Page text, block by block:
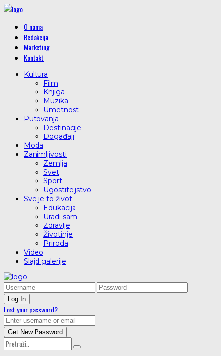
O nama
Redakcija
Marketing
Kontakt
Kultura
Film
Knjiga
Muzika
Umetnost
Putovanja
Destinacije
Događaji
Moda
Zanimljivosti
Zemlja
Svet
Sport
Ugostiteljstvo
Sve je to život
Edukacija
Uradi sam
Zdravlje
Životinje
Priroda
Video
Slajd galerije
Lost your password?